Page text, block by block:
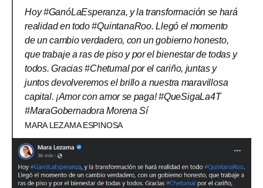
Hoy #GanóLaEsperanza, y la transformación se hará
realidad en todo #QuintanaRoo. Llegó el momento
de un cambio verdadero, con un gobierno honesto,
que trabaje a ras de piso y por el bienestar de todas y
todos. Gracias #Chetumal por el cariño, juntas y
juntos devolveremos el brillo a nuestra maravillosa
capital. ¡Amor con amor se paga! #QueSigaLa4T
#MaraGobernadora Morena Sí
MARA LEZAMA ESPINOSA